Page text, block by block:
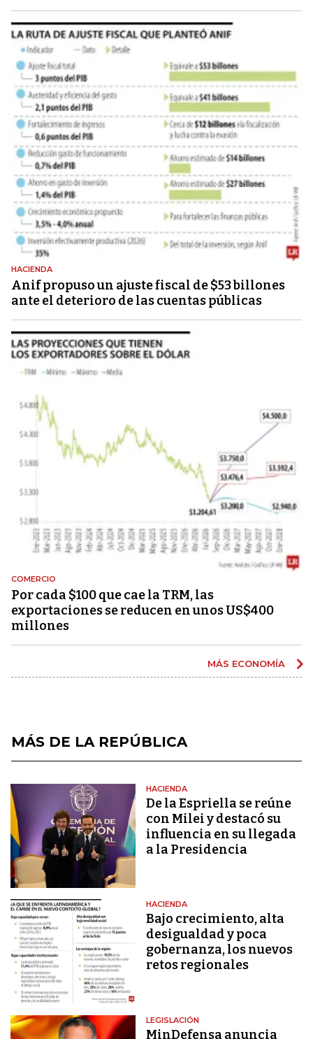
HACIENDA
Anif propuso un ajuste fiscal de $53 billones
ante el deterioro de las cuentas públicas
COMERCIO
Por cada $100 que cae la TRM, las
exportaciones se reducen en unos US$400
millones
MÁS ECONOMÍA
MÁS DE LA REPÚBLICA
HACIENDA
De la Espriella se reúne
con Milei y destacó su
influencia en su llegada
a la Presidencia
HACIENDA
Bajo crecimiento, alta
desigualdad y poca
gobernanza, los nuevos
retos regionales
LEGISLACIÓN
MinDefensa anuncia